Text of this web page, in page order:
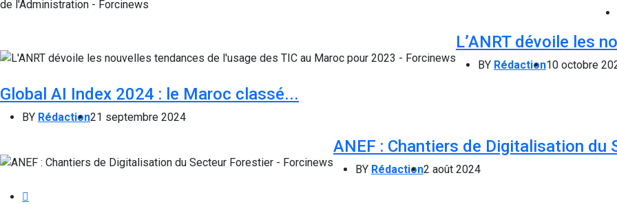
L’ANRT dévoile les
BY Rédaction10 octobre
Global AI Index 2024 : le Maroc classé...
BY Rédaction21 septembre 2024
ANEF : Chantiers de Digitalisation du
BY Rédaction2 août 2024